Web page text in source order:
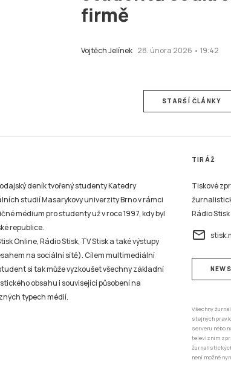
firmě
Vojtěch Jelínek 28. února 2026 • 19:42
STARŠÍ ČLÁNKY
deník tvořený studenty Katedry
studií Masarykovy univerzity Brno v rámci
médium pro studenty už v roce 1997, kdy byl
republice.
Online, Rádio Stisk, TV Stisk a také výstupy
na sociální sítě). Cílem multimediální
si tak může vyzkoušet všechny základní
obsahu i související působení na
typech médií.
TIRÁŽ
Tiskové
Rádio
email
Všechny
stejných
serveru nebo
televizním
není možné